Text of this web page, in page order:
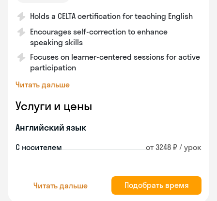
Holds a CELTA certification for teaching English
Encourages self-correction to enhance
speaking skills
Focuses on learner-centered sessions for active
participation
Читать дальше
Услуги и цены
Английский язык
С носителем от 3248 ₽ / урок
Читать дальше Подобрать время